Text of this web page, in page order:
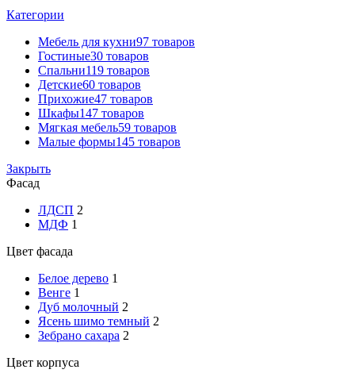
Категории
Мебель для кухни97 товаров
Гостиные30 товаров
Спальни119 товаров
Детские60 товаров
Прихожие47 товаров
Шкафы147 товаров
Мягкая мебель59 товаров
Малые формы145 товаров
Закрыть
Фасад
ЛДСП 2
МДФ 1
Цвет фасада
Белое дерево 1
Венге 1
Дуб молочный 2
Ясень шимо темный 2
Зебрано сахара 2
Цвет корпуса